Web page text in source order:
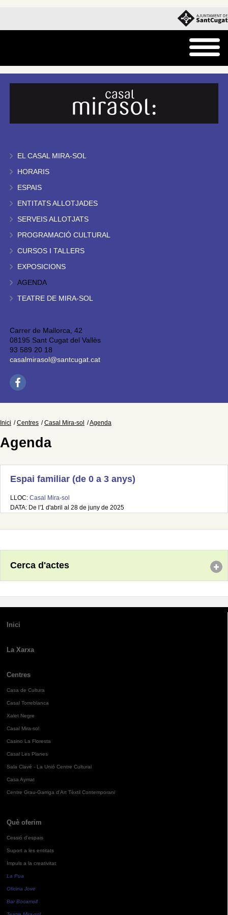
EL CASAL MIRA-SOL
HORARIS
ESPAIS
ENTITATS ALLOTJADES
SERVEIS ALLOTJATS
PROGRAMACIÓ CULTURAL
CURSOS I TALLERS
EXPOSICIONS
AGENDA
TEATRE DE MIRA-SOL
Carrer de Mallorca, 42
08195 Sant Cugat del Vallès
93 589 20 18
casalmirasol@santcugat.cat
Inici Centres Casal Mira-sol Agenda
Agenda
Espai familiar (de 0 a 3 anys)
LLOC: Casal Mira-sol
DATA: De l'1 d'abril al 28 de juny de 2025
Cerca d'actes
Inici
La Xarxa
Centres
Casa de Cultura
Casal Torreblanca
Xalet Negre
Casal Mira-sol
Casino La Floresta
Casal Les Planes
Sala Clavé - La Unió Centre Cultural
Casa Aymat
Centre Grau-Garriga d'Art Tèxtil Contemporani
Què oferim
Cessió d'espais
Suport a les entitats
Impuls a la creativitat
La Pua
Oficina Jove
Bar Bocamoll